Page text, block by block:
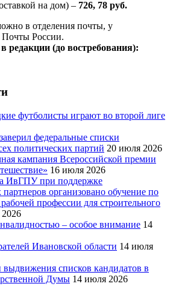
на дом) – 726, 78 руб.
в отделения почты, у
Почты России.
редакции (до востребования):
футболисты играют во второй лиге
федеральные списки
политических партий 20 июля 2026
кампания Всероссийской премии
16 июля 2026
ИвГПУ при поддержке
организовано обучение по
профессии для строительного
– особое внимание 14
Ивановской области 14 июля
выдвижения списков кандидатов в
Думы 14 июля 2026